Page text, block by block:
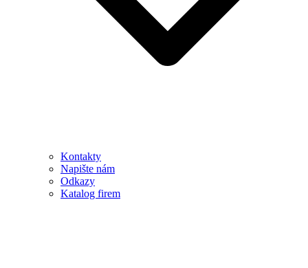
Kontakty
Napište nám
Odkazy
Katalog firem